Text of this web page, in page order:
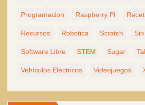
Programacion Raspberry Pi
Recursos Robotica Scratch
Software Libre STEM Sugar
Vehículos Eléctricos Videojuegos